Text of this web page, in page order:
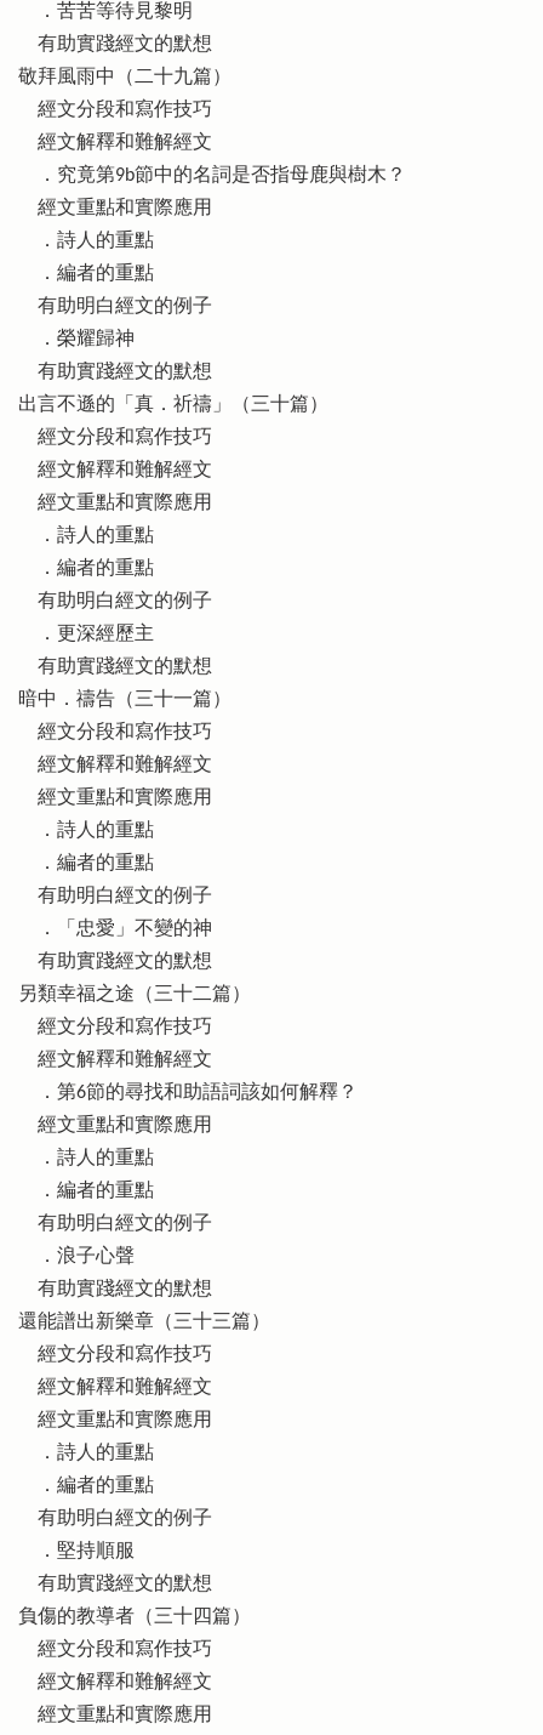
．苦苦等待見黎明
有助實踐經文的默想
敬拜風雨中（二十九篇）
經文分段和寫作技巧
經文解釋和難解經文
．究竟第9b節中的名詞是否指母鹿與樹木？
經文重點和實際應用
．詩人的重點
．編者的重點
有助明白經文的例子
．榮耀歸神
有助實踐經文的默想
出言不遜的「真．祈禱」（三十篇）
經文分段和寫作技巧
經文解釋和難解經文
經文重點和實際應用
．詩人的重點
．編者的重點
有助明白經文的例子
．更深經歷主
有助實踐經文的默想
暗中．禱告（三十一篇）
經文分段和寫作技巧
經文解釋和難解經文
經文重點和實際應用
．詩人的重點
．編者的重點
有助明白經文的例子
．「忠愛」不變的神
有助實踐經文的默想
另類幸福之途（三十二篇）
經文分段和寫作技巧
經文解釋和難解經文
．第6節的尋找和助語詞該如何解釋？
經文重點和實際應用
．詩人的重點
．編者的重點
有助明白經文的例子
．浪子心聲
有助實踐經文的默想
還能譜出新樂章（三十三篇）
經文分段和寫作技巧
經文解釋和難解經文
經文重點和實際應用
．詩人的重點
．編者的重點
有助明白經文的例子
．堅持順服
有助實踐經文的默想
負傷的教導者（三十四篇）
經文分段和寫作技巧
經文解釋和難解經文
經文重點和實際應用